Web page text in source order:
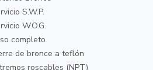
S.W.P.
W.O.G.
completo
de bronce a teflón
roscables (NPT)